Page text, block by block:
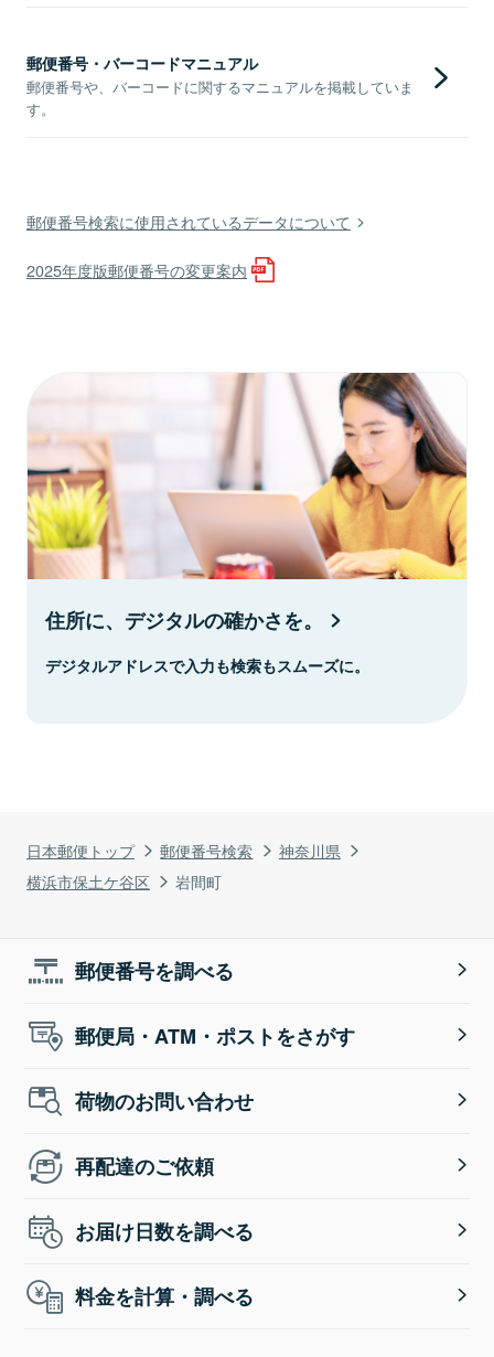
日本郵便トップ 郵便番号検索
神奈川県
横浜市保土ケ谷区
岩間町
郵便番号・バーコードマニュアル
郵便番号や、バーコードに関するマニュアルを掲載していま
す。
郵便番号検索に使用されているデータについて
2025年度版郵便番号の変更案内
住所に、デジタルの確かさを。
デジタルアドレスで入力も検索もスムーズに。
郵便番号を調べる
郵便局・ATM・ポストをさがす
荷物のお問い合わせ
再配達のご依頼
お届け日数を調べる
料金を計算・調べる